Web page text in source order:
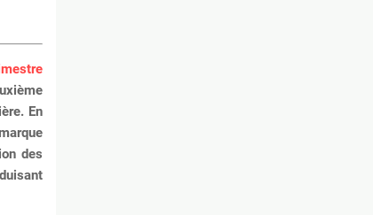
En
des